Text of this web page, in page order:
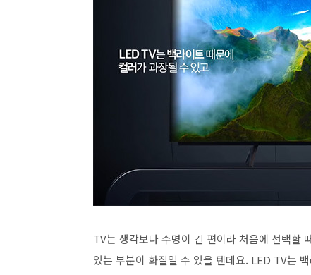
TV는 생각보다 수명이 긴 편이라 처음에 선택할
있는 부분이 화질일 수 있을 텐데요. LED TV는